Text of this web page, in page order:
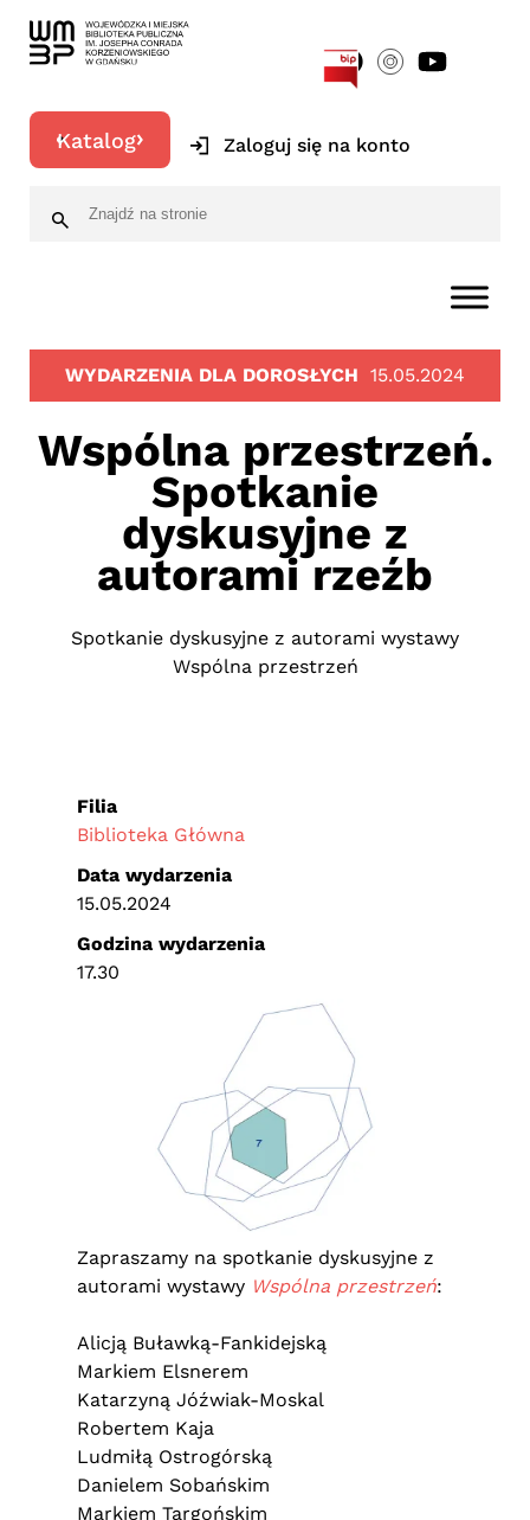
Katalog Zaloguj się na konto
WYDARZENIA DLA DOROSŁYCH 15.05.2024
Wspólna przestrzeń.
Spotkanie
dyskusyjne z
autorami rzeźb
Spotkanie dyskusyjne z autorami wystawy
Wspólna przestrzeń
Zapraszamy na spotkanie dyskusyjne z
autorami wystawy Wspólna przestrzeń:
Alicją Buławką-Fankidejską
Markiem Elsnerem
Katarzyną Jóźwiak-Moskal
Robertem Kaja
Ludmiłą Ostrogórską
Danielem Sobańskim
Markiem Targońskim
Filia
Biblioteka Główna
Data wydarzenia
15.05.2024
Godzina wydarzenia
17.30